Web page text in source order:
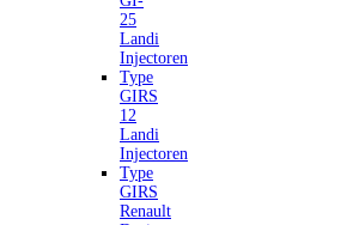
25
Landi
Injectoren
Type
GIRS
12
Landi
Injectoren
Type
GIRS
Renault